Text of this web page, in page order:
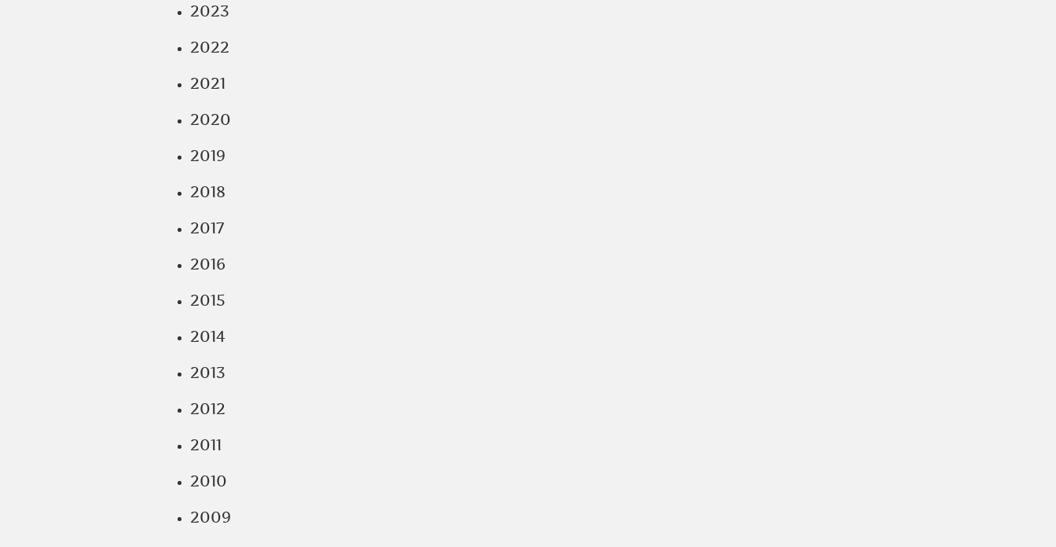
2023
2022
2021
2020
2019
2018
2017
2016
2015
2014
2013
2012
2011
2010
2009